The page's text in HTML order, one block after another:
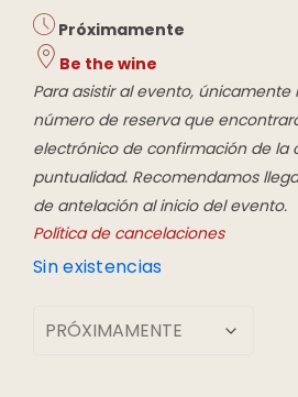
Próximamente
Be the wine
Para asistir al evento, únicamente
número de reserva que
electrónico de confirmación de la
puntualidad. Recomendamos
de antelación al inicio del evento.
Política de cancelaciones
Sin existencias